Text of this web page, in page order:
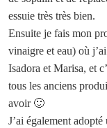
essuie très très bien.
Ensuite je fais mon
vinaigre et eau) où
Isadora et Marisa, et
tous les anciens
avoir 🙂
J’ai également